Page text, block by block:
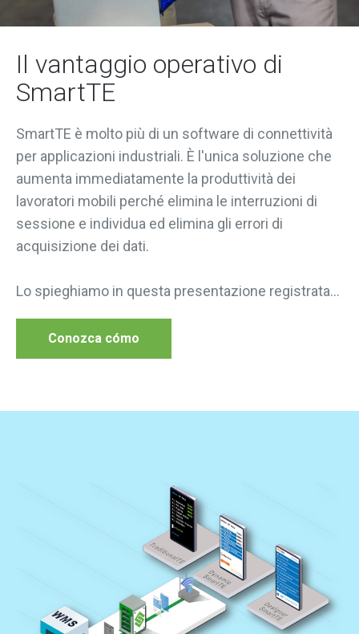
Il vantaggio operativo di
SmartTE
SmartTE è molto più di un software di connettività
per applicazioni industriali. È l'unica soluzione che
aumenta immediatamente la produttività dei
lavoratori mobili perché elimina le interruzioni di
sessione e individua ed elimina gli errori di
acquisizione dei dati.
Lo spieghiamo in questa presentazione registrata...
Conozca cómo